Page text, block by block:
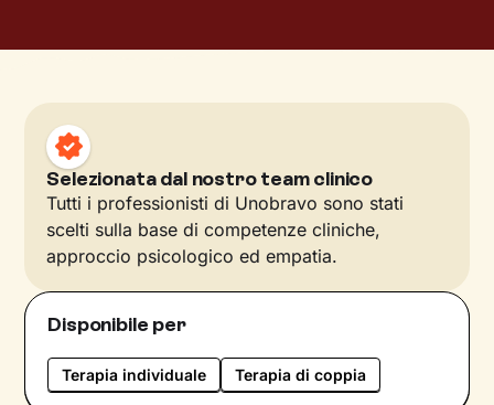
Selezionata dal nostro team clinico
Tutti i professionisti di Unobravo sono stati
scelti sulla base di competenze cliniche,
approccio psicologico ed empatia.
Disponibile per
Terapia individuale Terapia di coppia